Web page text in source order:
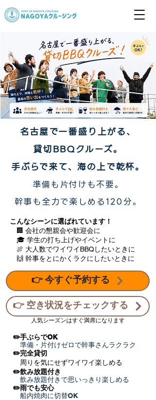
名古屋で一番盛り上がる、
貸切BBQクルーズ。
手ぶらで来て、海の上で乾杯。
準備も片付けも不要。
幹事も全力で楽しめる120分。
こんなシーンに選ばれています！
🏢 会社の懇親会や歓迎会に
🎓 学生の打ち上げやイベントに
🍖 大人数でワイワイBBQしたいときに
🙌 幹事をとにかくラクにしたいときに
👉 今すぐ予約する
👉 空き状況をチェックする
人気シーズンはすぐ満席になります
✏️手ぶらでOK
準備・片付けゼロで幹事さんラクラク
✏️完全貸切
周りを気にせずワイワイ楽しめる
✏️飲み放題付き
飲み放題付きで思いっきり楽しめる
✏️雨でも安心
船内焼肉に切替OK